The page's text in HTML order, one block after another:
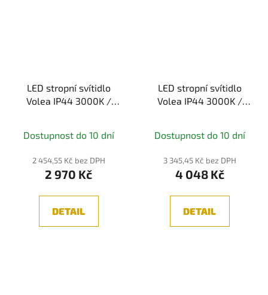
LED stropní svítidlo
Volea IP44 3000K /
černá/zlatá -
Dostupnost do 10 dní
2 454,55 Kč bez DPH
2 970 Kč
DETAIL
LED stropní svítidlo
Volea IP44 3000K /
bílá/stříbrná -
Dostupnost do 10 dní
3 345,45 Kč bez DPH
4 048 Kč
DETAIL